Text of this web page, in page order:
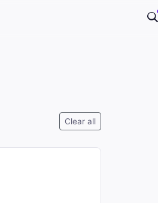
Clear all